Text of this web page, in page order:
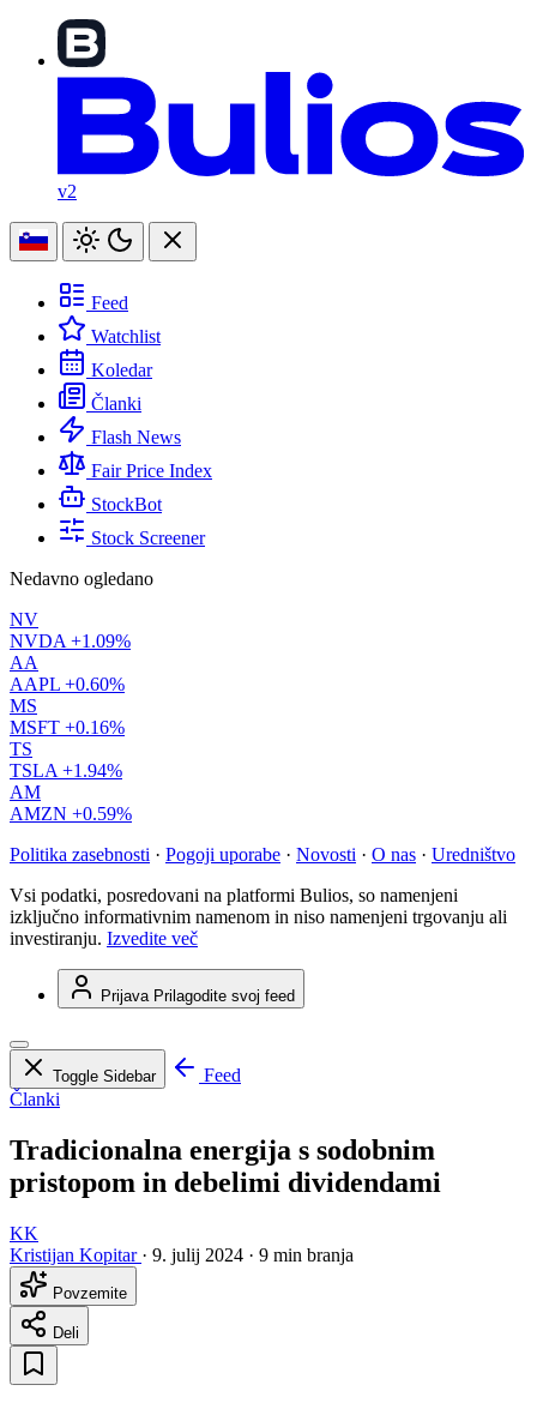
v2
Feed
Watchlist
Koledar
Članki
Flash News
Fair Price Index
StockBot
Stock Screener
Nedavno ogledano
NV
NVDA +1.09%
AA
AAPL +0.60%
MS
MSFT +0.16%
TS
TSLA +1.94%
AM
AMZN +0.59%
Politika zasebnosti · Pogoji uporabe · Novosti · O nas · Uredništvo
Vsi podatki, posredovani na platformi Bulios, so namenjeni
izključno informativnim namenom in niso namenjeni trgovanju ali
investiranju. Izvedite več
Prijava Prilagodite svoj feed
Toggle Sidebar
Feed
Članki
Tradicionalna energija s sodobnim
pristopom in debelimi dividendami
KK
Kristijan Kopitar · 9. julij 2024 · 9 min branja
Povzemite
Deli